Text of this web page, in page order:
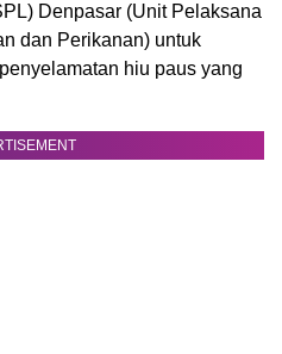
Denpasar (Unit Pelaksana
dan Perikanan) untuk
hiu paus yang